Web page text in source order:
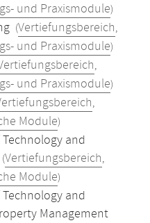
und Praxismodule)
(Vertiefungsbereich,
und Praxismodule)
,
und Praxismodule)
,
Module)
and
(Vertiefungsbereich,
Module)
and
Management